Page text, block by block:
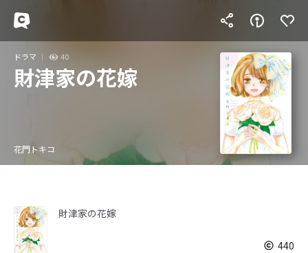
ドラマ 40
財津家の花嫁
花門トキコ
財津家の花嫁
440